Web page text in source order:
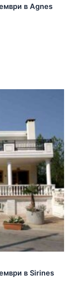
в Agnes
в Sirines